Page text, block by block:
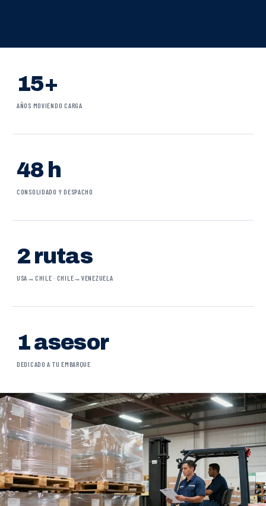
15+
AÑOS MOVIENDO CARGA
48 h
CONSOLIDADO Y DESPACHO
2 rutas
USA→CHILE · CHILE→VENEZUELA
1 asesor
DEDICADO A TU EMBARQUE